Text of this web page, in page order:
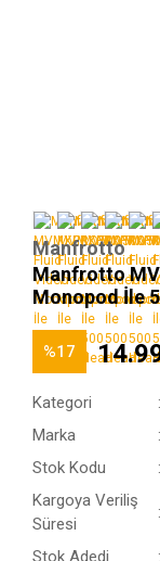
Manfrotto
Manfrotto
Monopod İle
%17
Kategori
Marka
Stok Kodu
Kargoya Veriliş
Süresi
Stok Adedi